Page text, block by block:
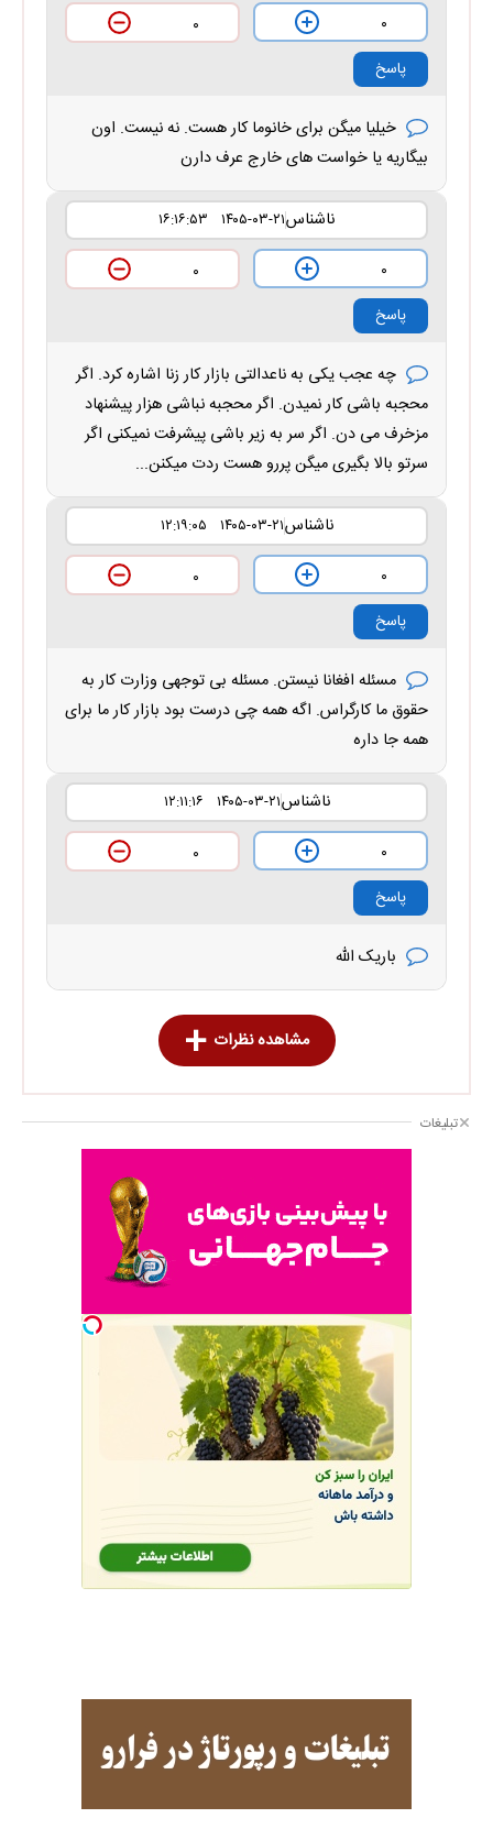
۰
۰
پاسخ
خیلیا میگن برای خانوما کار هست. نه نیست. اون
بیگاریه یا خواست های خارج عرف دارن
ناشناس۱۴۰۵-۰۳-۲۱ ۱۶:۱۶:۵۳
۰
۰
پاسخ
چه عجب یکی به ناعدالتی بازار کار زنا اشاره کرد. اگر
محجبه باشی کار نمیدن. اگر محجبه نباشی هزار پیشنهاد
مزخرف می دن. اگر سر به زیر باشی پیشرفت نمیکنی اگر
سرتو بالا بگیری میگن پررو هست ردت میکنن...
ناشناس۱۴۰۵-۰۳-۲۱ ۱۲:۱۹:۰۵
۰
۰
پاسخ
مسئله افغانا نیستن. مسئله بی توجهی وزارت کار به
حقوق ما کارگراس. اگه همه چی درست بود بازار کار ما برای
همه جا داره
ناشناس۱۴۰۵-۰۳-۲۱ ۱۲:۱۱:۱۶
۰
۰
پاسخ
باریک الله
مشاهده نظرات
تبلیغات